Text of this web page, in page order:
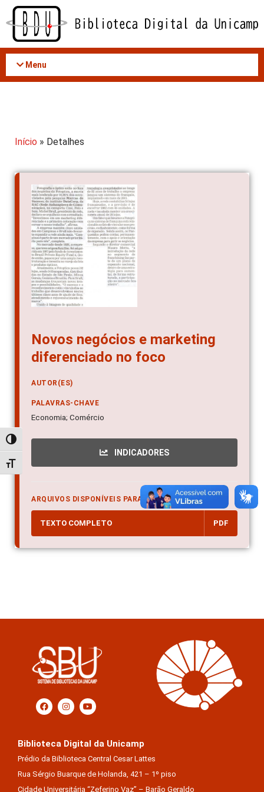
Acessar
conteúdo
Alternar alto contraste
Alternar tamanho da fonte
Menu
Início » Detalhes
Novos negócios e marketing
diferenciado no foco
AUTOR(ES)
PALAVRAS-CHAVE
Economia; Comércio
INDICADORES
ARQUIVOS DISPONÍVEIS PARA DOWNLOAD
TEXTO COMPLETO PDF
Biblioteca Digital da Unicamp
Prédio da Biblioteca Central Cesar Lattes
Rua Sérgio Buarque de Holanda, 421 – 1º piso
Cidade Universitária “Zeferino Vaz” – Barão Geraldo